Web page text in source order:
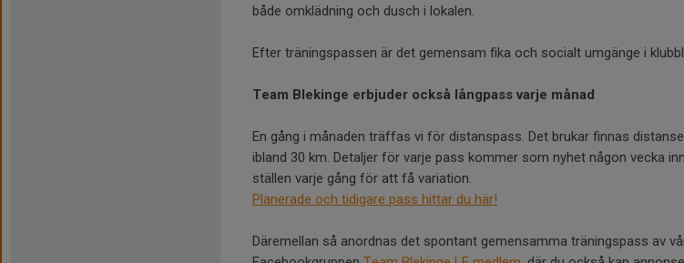
både omklädning och dusch i lokalen.
Efter träningspassen är det gemensam fika och socialt umgänge i
Team Blekinge erbjuder också långpass varje månad
En gång i månaden träffas vi för distanspass. Det brukar finnas
ibland 30 km. Detaljer för varje pass kommer som nyhet någon vecka
ställen varje gång för att få variation.
Planerade och tidigare pass hittar du här!
Däremellan så anordnas det spontant gemensamma träningspass av